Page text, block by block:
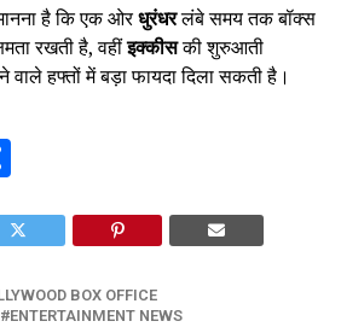
है कि एक ओरधुरंधरलंबे समय तक बॉक्स
रखती है, वहींइक्कीसकी शुरुआती
हफ्तों में बड़ा फायदा दिला सकती है।
Share
BOX OFFICE
ENTERTAINMENT NEWS